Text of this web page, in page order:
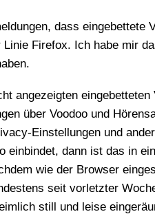
dass ein­ge­bet­te­te
Fire­fox. Ich habe mir
ange­zeig­ten
über Voo­doo und
Ein­stel­lun­gen und
ein­bin­det, dann ist das in
wie der Brow­ser
seit vor­letz­ter
still und lei­se